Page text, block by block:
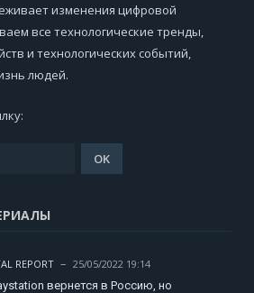
изменения цифровой
все технологические тренды,
и технологических событий,
людей.
REPORT
25/05/2022 19:14
вернется в Россию, но